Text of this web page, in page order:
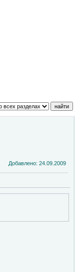
Добавлено: 24.09.2009